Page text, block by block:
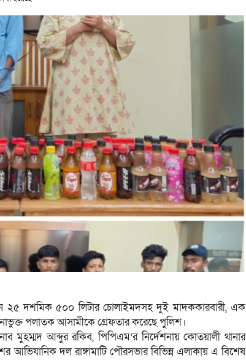
২৫ দশমিক ৫০০ লিটার চোলাইমদসহ দুই মাদককারবারী, এক
পলাতক আসামীকে গ্রেফতার করেছে পুলিশ।
মুহম্মদ আব্দুর রকিব, পিপিএম’র নির্দেশনায় কোতয়ালী থানার
আভিযানিক দল রাঙ্গামাটি পৌরসভার বিভিন্ন এলাকায় এ বিশেষ